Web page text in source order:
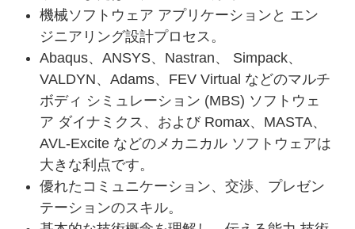
機械ソフトウェア アプリケーションと エン
ジニアリング設計プロセス。
Abaqus、ANSYS、Nastran、 Simpack、
VALDYN、Adams、FEV Virtual などのマルチ
ボディ シミュレーション (MBS) ソフトウェ
ア ダイナミクス、および Romax、MASTA、
AVL-Excite などのメカニカル ソフトウェアは
大きな利点です。
優れたコミュニケーション、交渉、プレゼン
テーションのスキル。